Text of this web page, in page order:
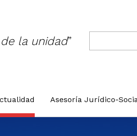
de
la unidad
Asesoría Jurídico-